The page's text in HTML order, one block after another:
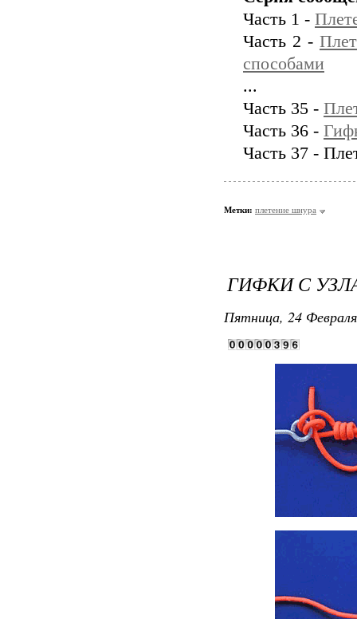
Часть 1 -
Часть 2 -
способами
...
Часть 35 -
Часть 36 -
Часть 37 -
Метки: плетение шнура
ГИФКИ С
Пятница, 24